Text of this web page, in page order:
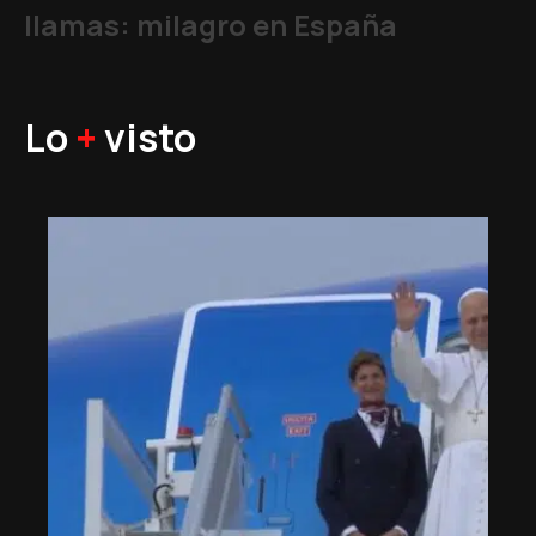
llamas: milagro en España
Lo +visto